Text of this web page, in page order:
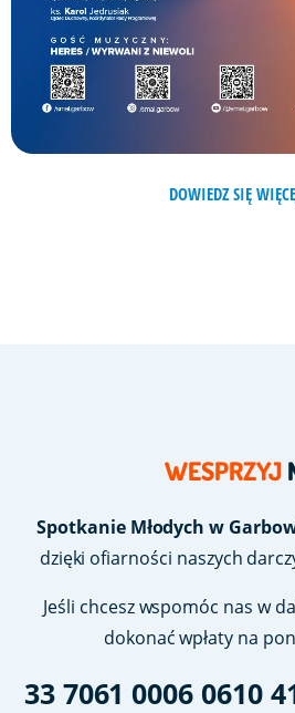
DOWIEDZ SIĘ
WESPRZYJ
Spotkanie Młodych w
dzięki ofiarności naszych
Jeśli chcesz wspomóc nas w
dokonać wpłaty na
33 7061 0006 0610